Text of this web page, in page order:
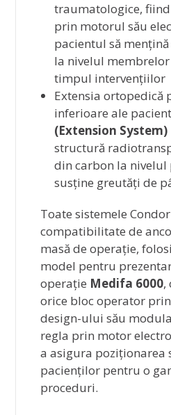
traumatologice,
prin motorul său
pacientul să
la nivelul
timpul intervențiilor
Extensia ortopedică
inferioare ale
(Extension System)
structură
din carbon la
susține greutăți de
Toate sistemele
compatibilitate de
masă de operație,
model pentru
operație Medifa 6000,
orice bloc operator
design-ului său
regla prin motor
a asigura poziționarea
pacienților pentru o
proceduri.